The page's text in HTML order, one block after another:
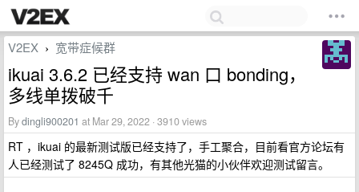
V2EX › 宽带症候群
ikuai 3.6.2 已经支持 wan 口 bonding，
多线单拨破千
Bydingli900201 at Mar 29, 2022 · 3910 views
RT ，ikuai 的最新测试版已经支持了，手工聚合，目前看官方论坛有
人已经测试了 8245Q 成功，有其他光猫的小伙伴欢迎测试留言。